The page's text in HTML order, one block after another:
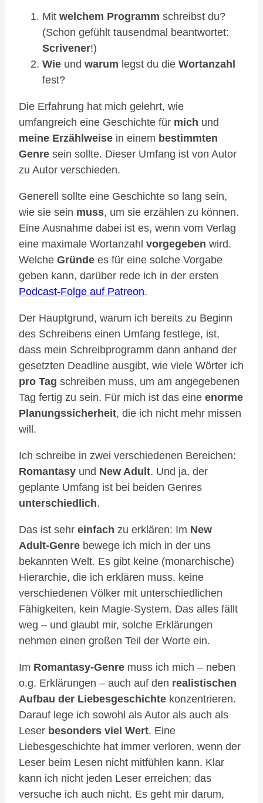
Mit welchem Programm schreibst du?
(Schon gefühlt tausendmal beantwortet:
Scrivener!)
Wie und warum legst du die Wortanzahl
fest?
Die Erfahrung hat mich gelehrt, wie
umfangreich eine Geschichte für mich und
meine Erzählweise in einem bestimmten
Genre sein sollte. Dieser Umfang ist von Autor
zu Autor verschieden.
Generell sollte eine Geschichte so lang sein,
wie sie sein muss, um sie erzählen zu können.
Eine Ausnahme dabei ist es, wenn vom Verlag
eine maximale Wortanzahl vorgegeben wird.
Welche Gründe es für eine solche Vorgabe
geben kann, darüber rede ich in der ersten
Podcast-Folge auf Patreon.
Der Hauptgrund, warum ich bereits zu Beginn
des Schreibens einen Umfang festlege, ist,
dass mein Schreibprogramm dann anhand der
gesetzten Deadline ausgibt, wie viele Wörter ich
pro Tag schreiben muss, um am angegebenen
Tag fertig zu sein. Für mich ist das eine enorme
Planungssicherheit, die ich nicht mehr missen
will.
Ich schreibe in zwei verschiedenen Bereichen:
Romantasy und New Adult. Und ja, der
geplante Umfang ist bei beiden Genres
unterschiedlich.
Das ist sehr einfach zu erklären: Im New
Adult-Genre bewege ich mich in der uns
bekannten Welt. Es gibt keine (monarchische)
Hierarchie, die ich erklären muss, keine
verschiedenen Völker mit unterschiedlichen
Fähigkeiten, kein Magie-System. Das alles fällt
weg – und glaubt mir, solche Erklärungen
nehmen einen großen Teil der Worte ein.
Im Romantasy-Genre muss ich mich – neben
o.g. Erklärungen – auch auf den realistischen
Aufbau der Liebesgeschichte konzentrieren.
Darauf lege ich sowohl als Autor als auch als
Leser besonders viel Wert. Eine
Liebesgeschichte hat immer verloren, wenn der
Leser beim Lesen nicht mitfühlen kann. Klar
kann ich nicht jeden Leser erreichen; das
versuche ich auch nicht. Es geht mir darum,